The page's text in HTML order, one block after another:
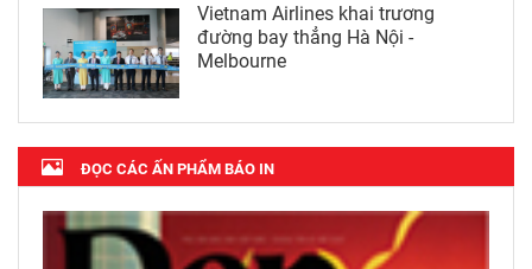
Vietnam Airlines khai trương
đường bay thẳng Hà Nội -
Melbourne
ĐỌC CÁC ẤN PHẨM BÁO IN